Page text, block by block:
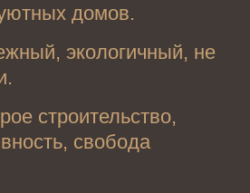
домов.
экологичный, не
строительство,
свобода